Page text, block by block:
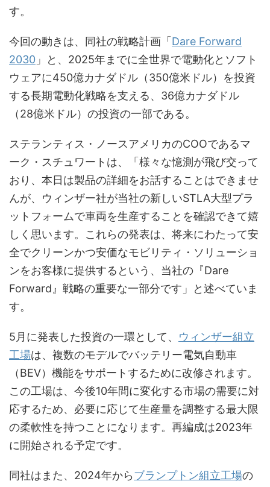
す。
今回の動きは、同社の戦略計画「Dare Forward
2030 」と、2025年までに全世界で電動化とソフト
ウェアに450億カナダドル（350億米ドル）を投資
する長期電動化戦略を支える、36億カナダドル
（28億米ドル）の投資の一部である。
ステランティス・ノースアメリカのCOOであるマ
ーク・スチュワートは、「様々な憶測が飛び交って
おり、本日は製品の詳細をお話することはできませ
んが、ウィンザー社が当社の新しいSTLA大型プラ
ットフォームで車両を生産することを確認できて嬉
しく思います。これらの発表は、将来にわたって安
全でクリーンかつ安価なモビリティ・ソリューショ
ンをお客様に提供するという、当社の『Dare
Forward』戦略の重要な一部分です」と述べていま
す。
5月に発表した投資の一環として、 ウィンザー組立
工場は、複数のモデルでバッテリー電気自動車
（BEV）機能をサポートするために改修されます。
この工場は、今後10年間に変化する市場の需要に対
応するため、必要に応じて生産量を調整する最大限
の柔軟性を持つことになります。再編成は2023年
に開始される予定です。
同社はまた、2024年からブランプトン組立工場の